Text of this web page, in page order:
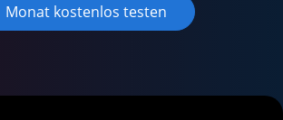
Monat kostenlos testen